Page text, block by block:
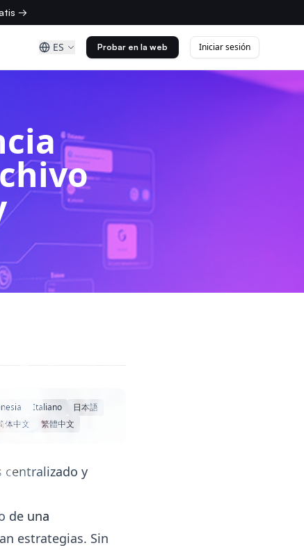
→
ES Probar en la web Iniciar sesión
Italiano
日本語
体中文 繁體中文
centralizado y
de una
estrategias. Sin